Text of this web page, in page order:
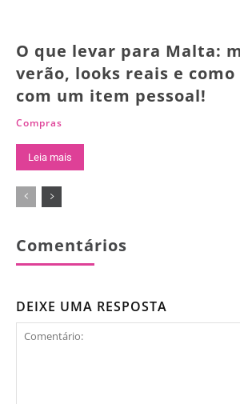
O que levar para Malta:
verão, looks reais e
com um item pessoal!
Compras
Leia mais
Comentários
DEIXE UMA RESPOSTA